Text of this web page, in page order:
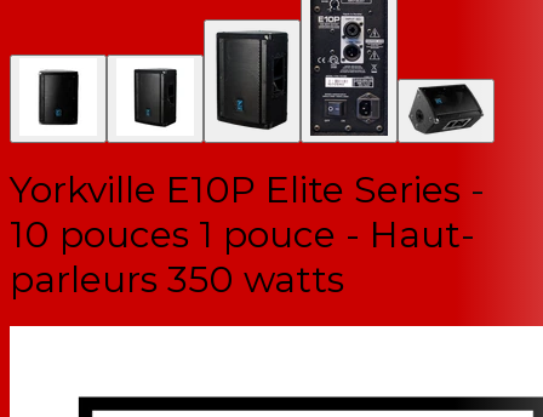
Yorkville E10P Elite Series -
10 pouces 1 pouce - Haut-
parleurs 350 watts